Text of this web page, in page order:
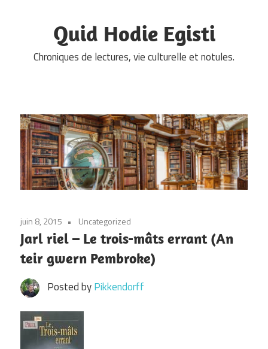
Quid Hodie Egisti
Chroniques de lectures, vie culturelle et notules.
juin 8, 2015 Uncategorized
Jarl riel – Le trois-mâts errant (An
teir gwern Pembroke)
Posted byPikkendorff